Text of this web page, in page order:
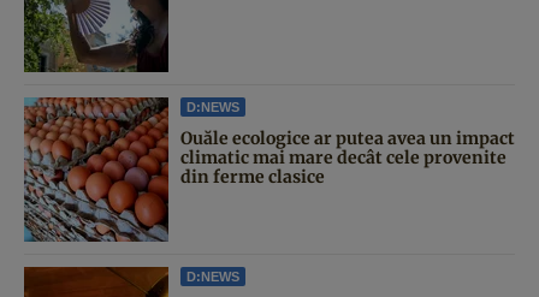
D:NEWS
Ouăle ecologice ar putea avea un impact
climatic mai mare decât cele provenite
din ferme clasice
D:NEWS